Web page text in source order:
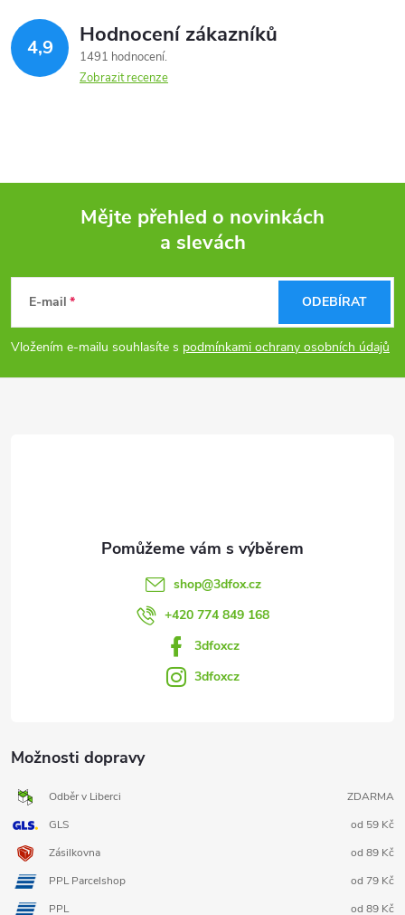
4,9 Hodnocení zákazníků
1491 hodnocení
Zobrazit recenze
p
a
Mějte přehled o novinkách
a slevách
E-mail
Vložením e-mailu souhlasíte s podmínkami ochrany osobních údajů
ODEBÍRAT
Možnosti dopravy
Odběr v Liberci
ZDARMA
GLS
od 59 Kč
Zásilkovna
od 89 Kč
PPL Parcelshop
od 79 Kč
PPL
od 89 Kč
shop@3dfox.cz
+420 774 849 168
3dfoxcz
3dfoxcz